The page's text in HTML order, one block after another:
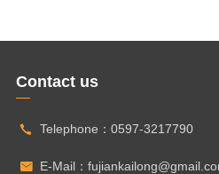
Contact us
Telephone： 0597-3217790
E-Mail：